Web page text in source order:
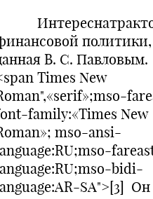
политики,
В. С. Павловым.
Times New
family:«Times New
mso-ansi-
bidi-
SA">[3] Он